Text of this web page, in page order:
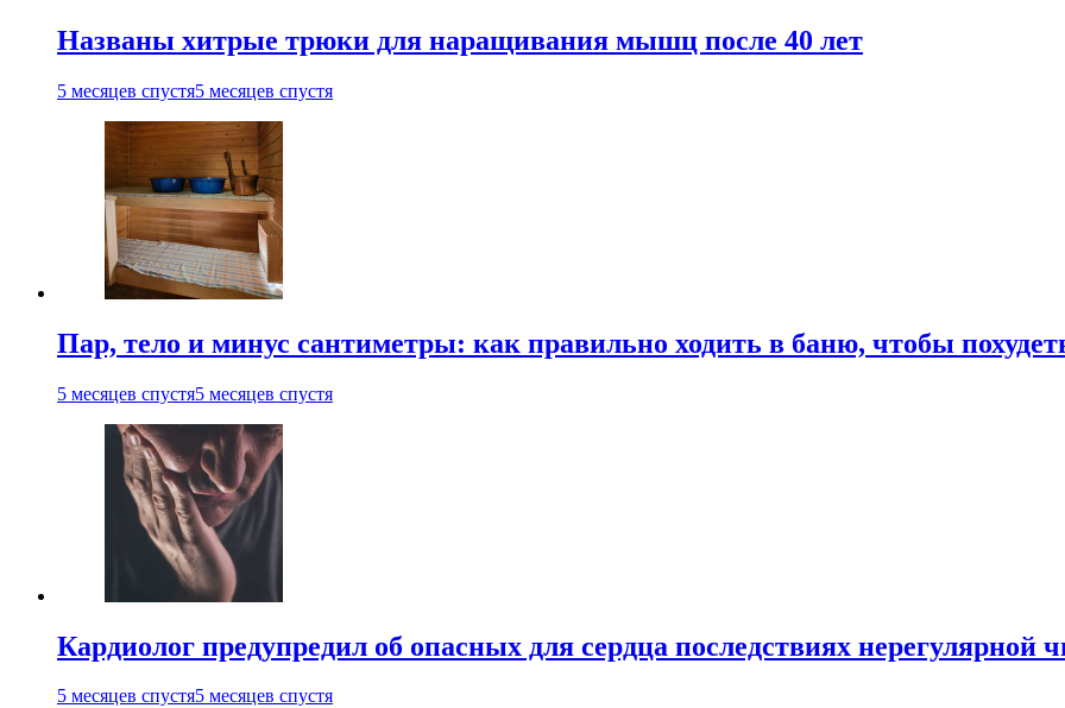
Названы хитрые трюки для наращивания мышц после 40 лет
5 месяцев спустя5 месяцев спустя
Пар, тело и минус сантиметры: как правильно ходить в баню, чтобы
5 месяцев спустя5 месяцев спустя
Кардиолог предупредил об опасных для сердца последствиях нерегулярной
5 месяцев спустя5 месяцев спустя